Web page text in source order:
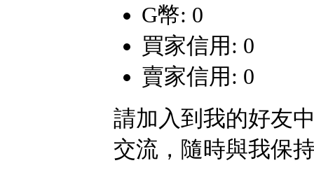
G幣: 0
買家信用: 0
賣家信用: 0
請加入到我的好友
交流，隨時與我保